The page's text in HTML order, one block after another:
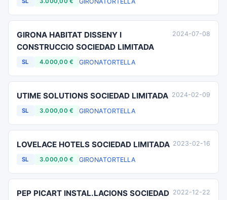
GIRONA HABITAT DISSENY I
CONSTRUCCIO SOCIEDAD LIMITADA
SL 4.000,00 € GIRONATORTELLA
2024-07-08
UTIME SOLUTIONS SOCIEDAD LIMITADA
SL 3.000,00 € GIRONATORTELLA
2024-02-09
LOVELACE HOTELS SOCIEDAD LIMITADA
SL 3.000,00 € GIRONATORTELLA
2023-02-16
PEP PICART INSTAL.LACIONS SOCIEDAD 2022-12-22